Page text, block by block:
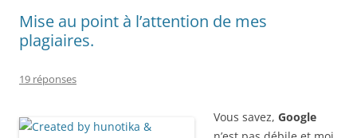
Mise au point à l’attention de mes
plagiaires.
19 réponses
Vous savez, Google